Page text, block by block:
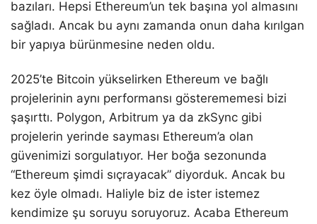
bazıları. Hepsi Ethereum’un tek başına yol almasını
sağladı. Ancak bu aynı zamanda onun daha kırılgan
bir yapıya bürünmesine neden oldu.
2025’te Bitcoin yükselirken Ethereum ve bağlı
projelerinin aynı performansı gösterememesi bizi
şaşırttı. Polygon, Arbitrum ya da zkSync gibi
projelerin yerinde sayması Ethereum’a olan
güvenimizi sorgulatıyor. Her boğa sezonunda
“Ethereum şimdi sıçrayacak” diyorduk. Ancak bu
kez öyle olmadı. Haliyle biz de ister istemez
kendimize şu soruyu soruyoruz. Acaba Ethereum